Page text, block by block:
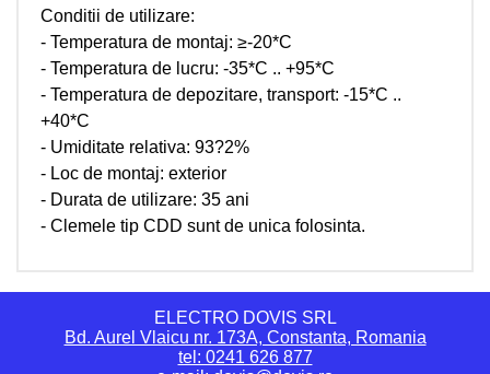
Conditii de utilizare:
- Temperatura de montaj: ≥-20*C
- Temperatura de lucru: -35*C .. +95*C
- Temperatura de depozitare, transport: -15*C ..
+40*C
- Umiditate relativa: 93?2%
- Loc de montaj: exterior
- Durata de utilizare: 35 ani
- Clemele tip CDD sunt de unica folosinta.
ELECTRO DOVIS SRL
Bd. Aurel Vlaicu nr. 173A, Constanta, Romania
tel: 0241 626 877